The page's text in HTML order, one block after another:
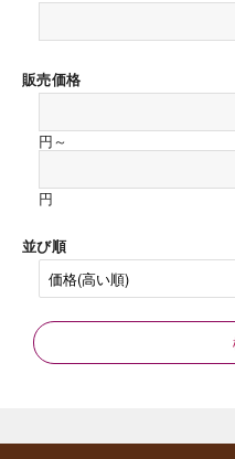
販売価格
円～
円
並び順